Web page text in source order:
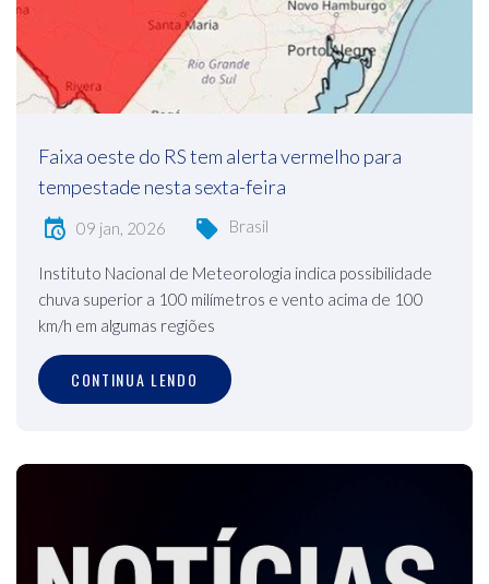
Faixa oeste do RS tem alerta vermelho para
tempestade nesta sexta-feira
09 jan, 2026 Brasil
Instituto Nacional de Meteorologia indica possibilidade
chuva superior a 100 milímetros e vento acima de 100
km/h em algumas regiões
CONTINUA LENDO